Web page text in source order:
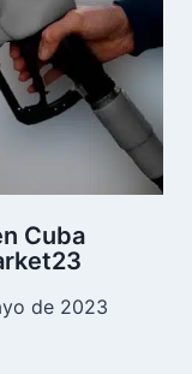
Cuba
de 2023